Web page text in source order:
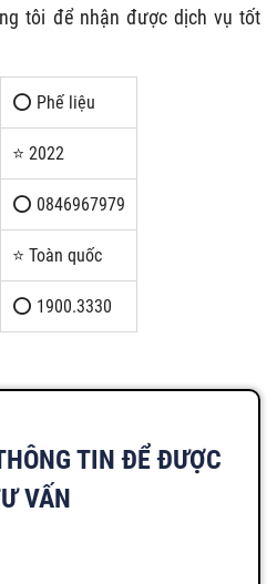
tôi để nhận được dịch vụ tốt
⭕ Phế liệu
⭐ 2022
⭕ 0846967979
⭐ Toàn quốc
⭕ 1900.3330
TIN ĐỂ ĐƯỢC
VẤN